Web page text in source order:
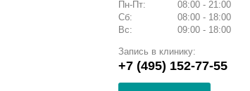
Пн-Пт:
08:00 - 21:00
Сб:
08:00 - 18:00
Вс:
09:00 - 18:00
Запись в клинику:
+7 (495) 152-77-55